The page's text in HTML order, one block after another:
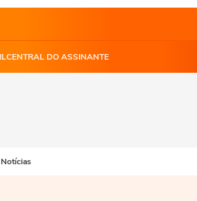
CENTRAL DO ASSINANTE
Notícias